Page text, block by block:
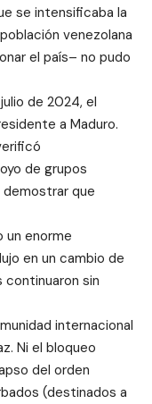
se intensificaba la
venezolana
el país– no pudo
de 2024, el
a Maduro.
de grupos
demostrar que
enorme
en un cambio de
continuaron sin
internacional
Ni el bloqueo
del orden
(destinados a